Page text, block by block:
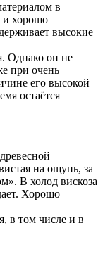
в
и хорошо
высокие
Однако он не
при очень
его высокой
остаётся
на ощупь, за
В холод вискоза
Хорошо
в том числе и в